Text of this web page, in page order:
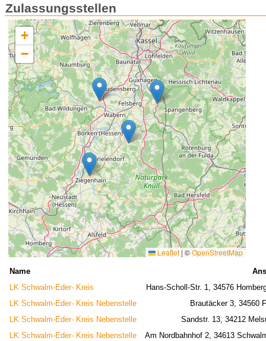
Zulassungsstellen
+
−
Leaflet |©OpenStreetMap
Name
LK Schwalm-Eder- Kreis
Hans-Scholl-Str. 1, 34576
LK Schwalm-Eder- Kreis Nebenstelle
Brautäcker 3, 34560
LK Schwalm-Eder- Kreis Nebenstelle
Sandstr. 13, 34212
LK Schwalm-Eder- Kreis Nebenstelle
Am Nordbahnhof 2, 34613